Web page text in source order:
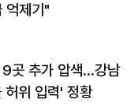
억제기"
9곳 추가 압색…강남
허위 입력' 정황